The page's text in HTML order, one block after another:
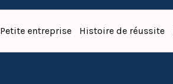
Petite entreprise Histoire de réussite